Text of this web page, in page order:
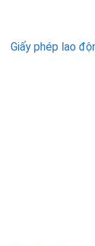
Giấy phép lao